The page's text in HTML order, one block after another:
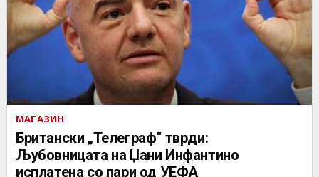
МАГАЗИН
Британски „Телеграф“ тврди:
Љубовницата на Џани Инфантино
исплатена со пари од УЕФА